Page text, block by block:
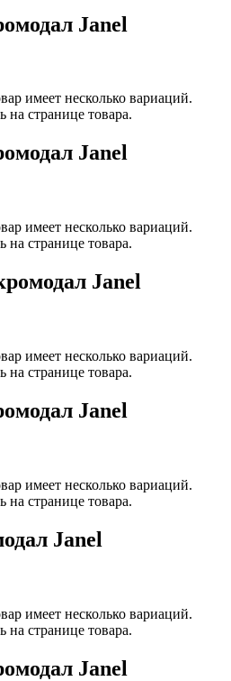
Janel
имеет несколько вариаций.
странице товара.
Janel
имеет несколько вариаций.
странице товара.
Janel
имеет несколько вариаций.
странице товара.
Janel
имеет несколько вариаций.
странице товара.
Janel
имеет несколько вариаций.
странице товара.
Janel